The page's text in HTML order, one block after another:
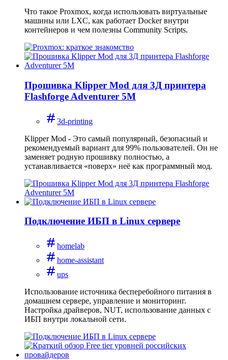
Что такое Proxmox, когда использовать виртуальные
машины или LXC, как работает Docker внутри
контейнеров и чем полезны Community Scripts.
Прошивка Klipper Mod для 3Д принтера
Flashforge Adventurer 5M
3d-printing
Klipper Mod - Это самый популярный, безопасный и
рекомендуемый вариант для 99% пользователей. Он не
заменяет родную прошивку полностью, а
устанавливается «поверх» неё как программный мод.
Подключение ИБП в Linux сервере
homelab
home-assistant
ups
Использование источника бесперебойного питания в
домашнем сервере, управление и мониторинг.
Настройка драйверов, NUT, использование данных с
ИБП внутри локальной сети.